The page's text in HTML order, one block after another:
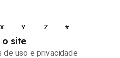
X Y Z #
o site
de uso e privacidade